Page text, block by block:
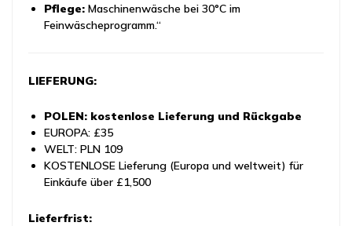
Pflege: Maschinenwäsche bei 30°C im
Feinwäscheprogramm.“
LIEFERUNG:
POLEN: kostenlose Lieferung und Rückgabe
EUROPA: £35
WELT: PLN 109
KOSTENLOSE Lieferung (Europa und weltweit) für
Einkäufe über £1,500
Lieferfrist: